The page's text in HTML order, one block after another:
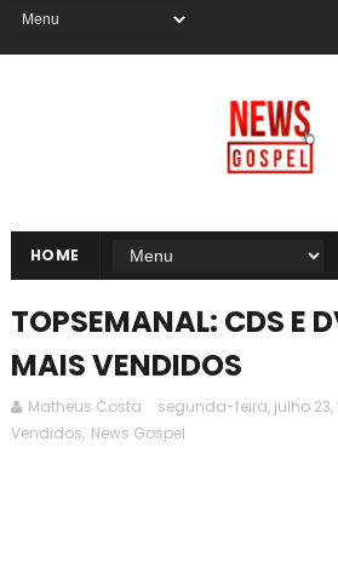
HOME
TOPSEMANAL: CDS E
MAIS VENDIDOS
Matheus Costa segunda-feira, julho 23,
Vendidos, News Gospel